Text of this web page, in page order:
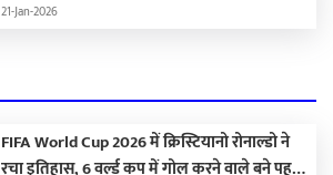
21-Jan-2026
FIFA World Cup 2026 में क्रिस्टियानो रोनाल्डो ने
रचा इतिहास, 6 वर्ल्ड कप में गोल करने वाले बने पहले